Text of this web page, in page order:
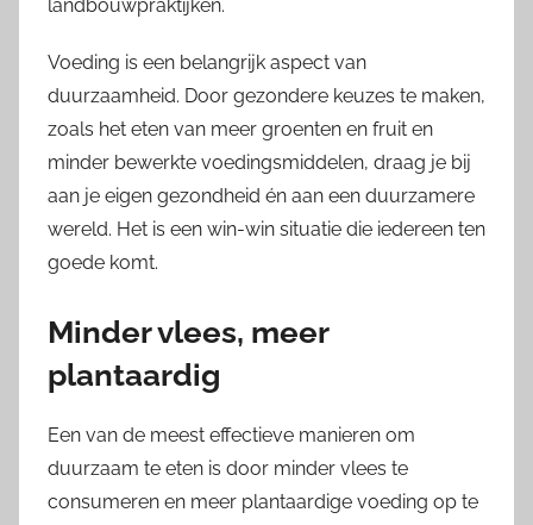
landbouwpraktijken.
Voeding is een belangrijk aspect van
duurzaamheid. Door gezondere keuzes te maken,
zoals het eten van meer groenten en fruit en
minder bewerkte voedingsmiddelen, draag je bij
aan je eigen gezondheid én aan een duurzamere
wereld. Het is een win-win situatie die iedereen ten
goede komt.
Minder vlees, meer
plantaardig
Een van de meest effectieve manieren om
duurzaam te eten is door minder vlees te
consumeren en meer plantaardige voeding op te